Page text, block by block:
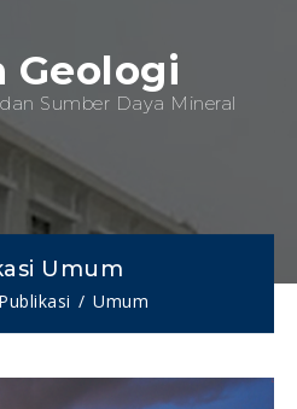
Geologi
Sumber Daya Mineral
Umum
Publikasi Umum